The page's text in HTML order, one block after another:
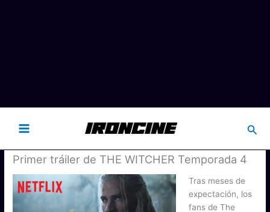
Primer tráiler de THE WITCHER Temporada 4
Tras meses de
expectación, los
fans de The